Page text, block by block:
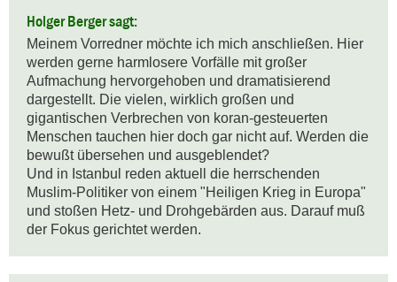
Holger Berger sagt:
Meinem Vorredner möchte ich mich anschließen. Hier
werden gerne harmlosere Vorfälle mit großer
Aufmachung hervorgehoben und dramatisierend
dargestellt. Die vielen, wirklich großen und
gigantischen Verbrechen von koran-gesteuerten
Menschen tauchen hier doch gar nicht auf. Werden die
bewußt übersehen und ausgeblendet?
Und in Istanbul reden aktuell die herrschenden
Muslim-Politiker von einem "Heiligen Krieg in Europa"
und stoßen Hetz- und Drohgebärden aus. Darauf muß
der Fokus gerichtet werden.